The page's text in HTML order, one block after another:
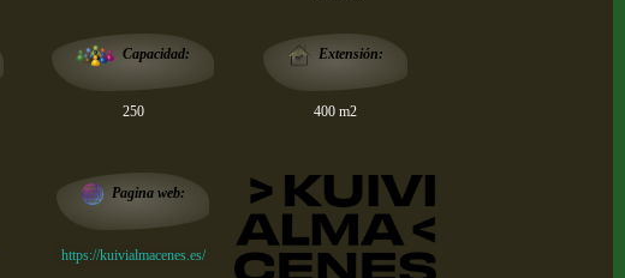
Capacidad:
250
Extensión:
400 m2
Pagina web:
https://kuivialmacenes.es/